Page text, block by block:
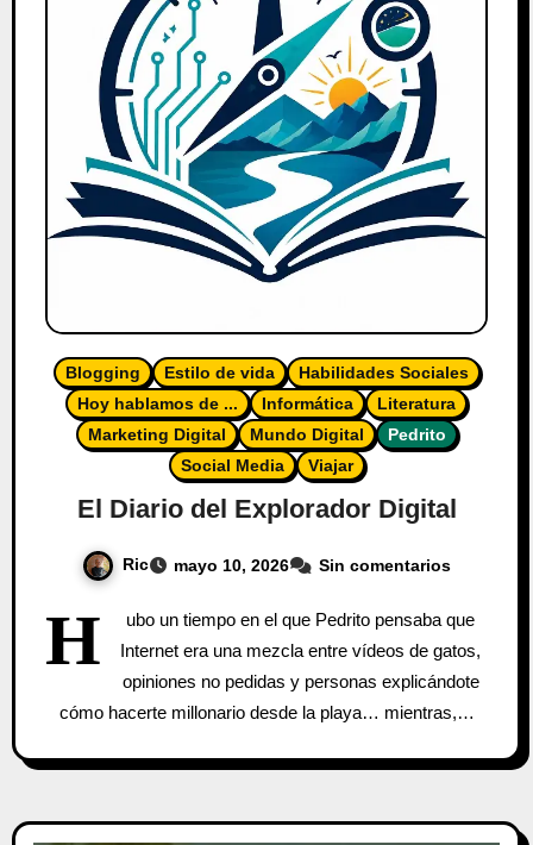
Blogging Estilo de vida
Habilidades Sociales
Hoy hablamos de ...
Informática
Literatura
Marketing Digital
Mundo Digital
Pedrito
Social Media
Viajar
El Diario del Explorador Digital
Ric mayo 10, 2026 Sin comentarios
H
ubo un tiempo en el que Pedrito pensaba que
Internet era una mezcla entre vídeos de gatos,
opiniones no pedidas y personas explicándote
cómo hacerte millonario desde la playa… mientras,…